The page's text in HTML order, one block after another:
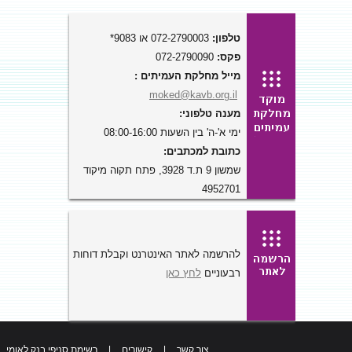
טלפון:
פקס:
מייל מחלקת העמיתים :
moked@kavb.org.il
מענה טלפוני:
ימי א'-ה' בין השעות 08:00-16:00
כתובת למכתבים:
שמשון 9 ת.ד 3928, פתח תקוה מיקוד
4952701
להרשמה לאתר האינטרנט וקבלת דוחות
רבעוניים לחץ כאן
צור קשר קישורים רשימת סניפי בנק לאומי